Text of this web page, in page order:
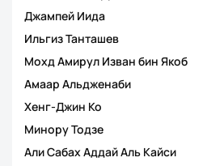
Джампей Иида
Ильгиз Танташев
Мохд Амирул Изван бин Якоб
Амаар Альдженаби
Хенг-Джин Ко
Минору Тодзе
Али Сабах Аддай Аль Кайси